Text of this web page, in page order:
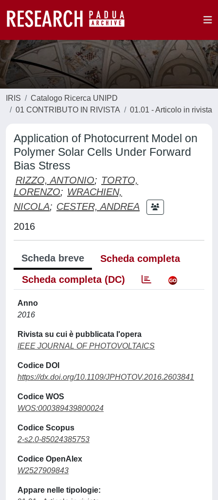
IRIS
Catalogo Ricerca UNIPD
01 CONTRIBUTO IN RIVISTA
01.01 - Articolo in rivista
Application of Photocurrent Model on
Polymer Solar Cells Under Forward
Bias Stress
RIZZO, ANTONIO; TORTO,
LORENZO; WRACHIEN,
NICOLA; CESTER, ANDREA
2016
Scheda breve
Scheda completa
Scheda completa (DC)
Anno
2016
Rivista su cui è pubblicata l'opera
IEEE JOURNAL OF PHOTOVOLTAICS
Codice DOI
https://dx.doi.org/10.1109/JPHOTOV.2016.2603841
Codice WOS
WOS:000389439800024
Codice Scopus
2-s2.0-85024385753
Codice OpenAlex
W2527909843
Appare nelle tipologie: